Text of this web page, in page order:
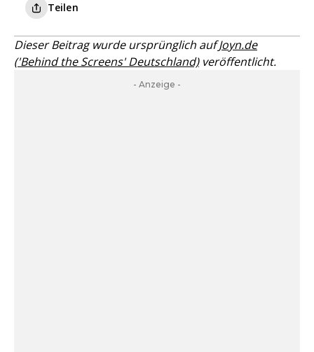
Teilen
Dieser Beitrag wurde ursprünglich aufJoyn.de
('Behind the Screens' Deutschland)veröffentlicht.
- Anzeige -